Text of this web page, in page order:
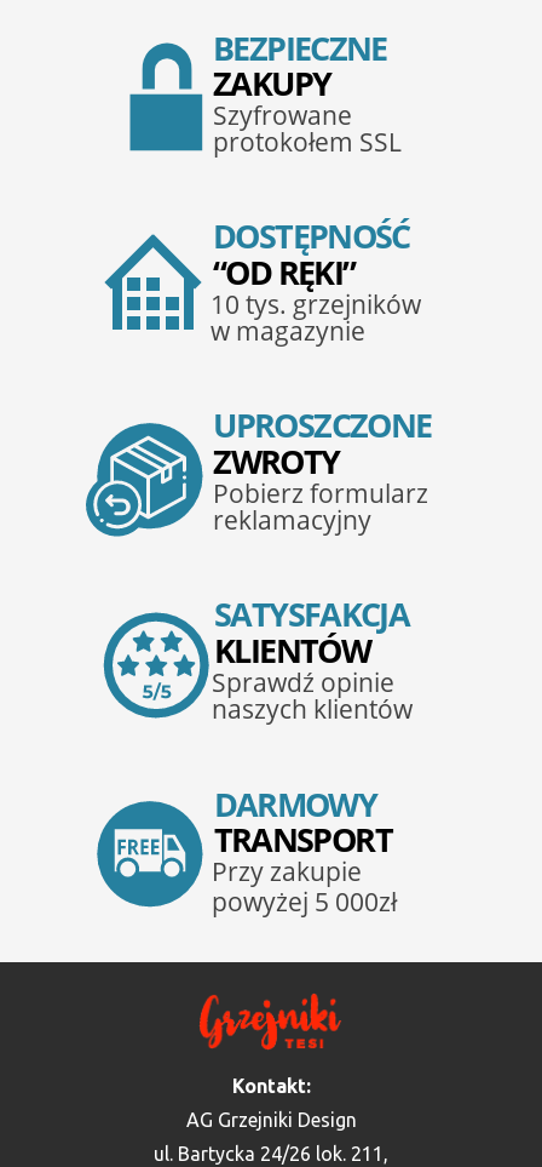
Kontakt:
AG Grzejniki Design
ul. Bartycka 24/26 lok. 211,